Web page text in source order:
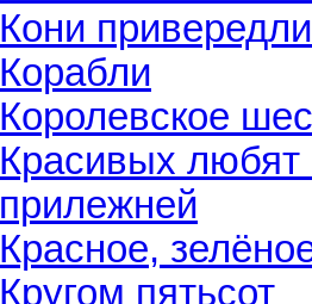
Кони
Корабли
Королевское
Красивых
прилежней
Красное,
Кругом пятьсот